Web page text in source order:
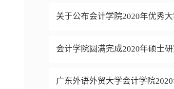
关于公布会计学院2020年优秀
会计学院圆满完成2020年硕士
广东外语外贸大学会计学院